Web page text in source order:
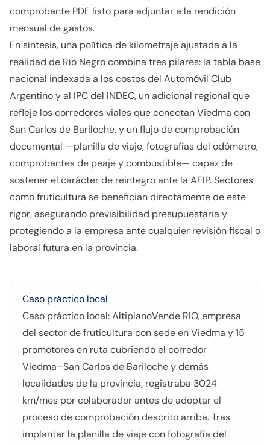
comprobante PDF listo para adjuntar a la rendición
mensual de gastos.
En síntesis, una política de kilometraje ajustada a la
realidad de Río Negro combina tres pilares: la tabla base
nacional indexada a los costos del Automóvil Club
Argentino y al IPC del INDEC, un adicional regional que
refleje los corredores viales que conectan Viedma con
San Carlos de Bariloche, y un flujo de comprobación
documental —planilla de viaje, fotografías del odómetro,
comprobantes de peaje y combustible— capaz de
sostener el carácter de reintegro ante la AFIP. Sectores
como fruticultura se benefician directamente de este
rigor, asegurando previsibilidad presupuestaria y
protegiendo a la empresa ante cualquier revisión fiscal o
laboral futura en la provincia.
Caso práctico local
Caso práctico local: AltiplanoVende RIO, empresa
del sector de fruticultura con sede en Viedma y 15
promotores en ruta cubriendo el corredor
Viedma–San Carlos de Bariloche y demás
localidades de la provincia, registraba 3024
km/mes por colaborador antes de adoptar el
proceso de comprobación descrito arriba. Tras
implantar la planilla de viaje con fotografía del